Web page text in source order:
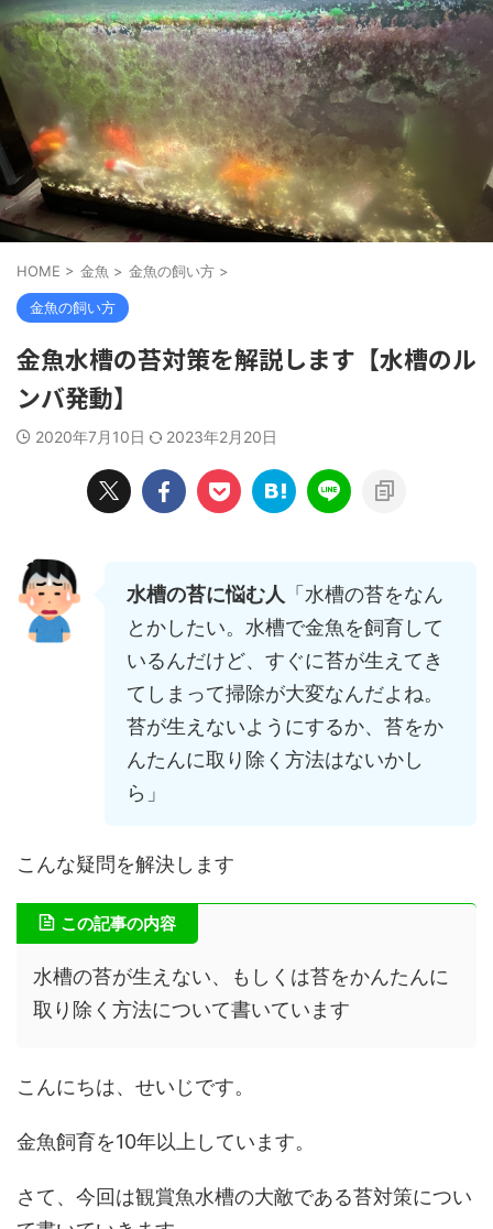
HOME > 金魚 > 金魚の飼い方 >
金魚の飼い方
金魚水槽の苔対策を解説します【水槽のル
ンバ発動】
2020年7月10日 2023年2月20日
水槽の苔に悩む人 「水槽の苔をなん
とかしたい。水槽で金魚を飼育して
いるんだけど、すぐに苔が生えてき
てしまって掃除が大変なんだよね。
苔が生えないようにするか、苔をか
んたんに取り除く方法はないかし
ら」
こんな疑問を解決します
この記事の内容
水槽の苔が生えない、もしくは苔をかんたんに
取り除く方法について書いています
こんにちは、せいじです。
金魚飼育を10年以上しています。
さて、今回は観賞魚水槽の大敵である苔対策につい